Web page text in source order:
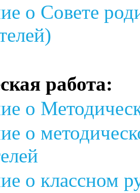
о Совете
работа:
о
о
о классном